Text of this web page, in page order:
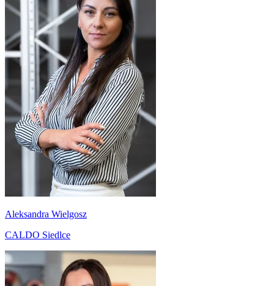
Aleksandra Wielgosz
CALDO Siedlce